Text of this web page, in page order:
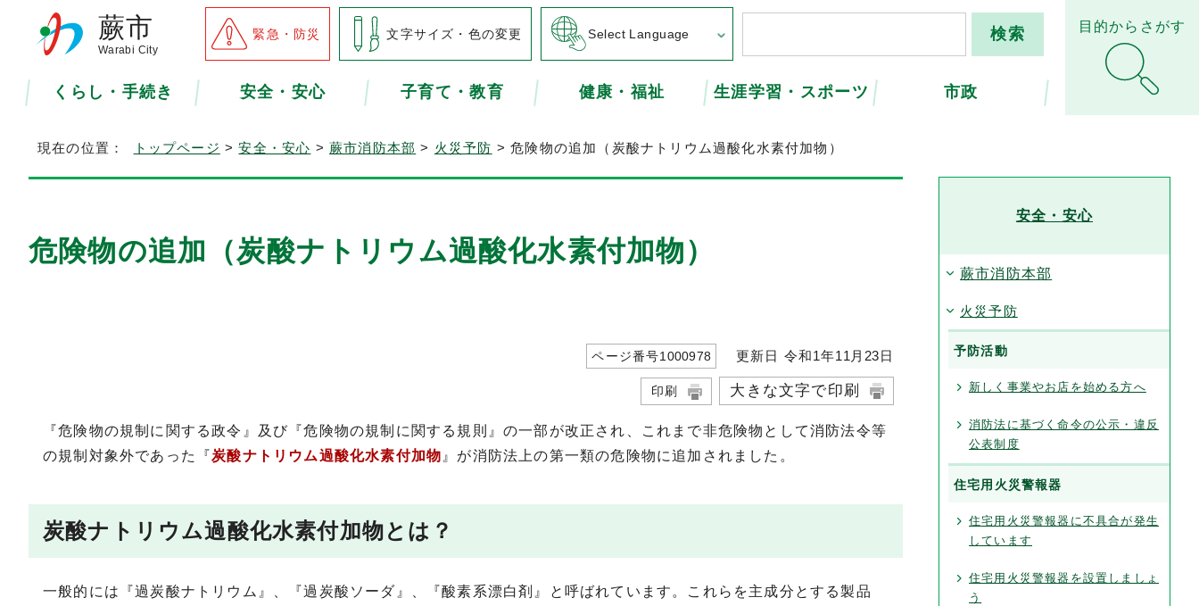
蕨市
Warabi City
緊急・防災 文字サイズ・色の変更 Select Language
くらし・手続き 安全・安心 子育て・教育 健康・福祉 生涯学習・スポーツ 市政
目的からさがす
現在の位置： トップページ >安全・安心 >蕨市消防本部 > 火災予防 > 危険物の追加（炭酸ナトリウム過酸化水素付加物）
危険物の追加（炭酸ナトリウム過酸化水素付加物）
ページ番号1000978 更新日 令和1年11 月 23日
印刷 大きな文字で印刷
『危険物の規制に関する政令』及び『危険物の規制に関する規則』の一部が改正され、これまで非危険物として消防法令等
の規制対象外であった『炭酸ナトリウム過酸化水素付加物 』が消防法上の第一類の危険物に追加されました。
炭酸ナトリウム過酸化水素付加物とは？
一般的には『過炭酸ナトリウム』、『過炭酸ソーダ』、『酸素系漂白剤』と呼ばれています。これらを主成分とする製品
安全・安心
蕨市消防本部
火災予防
予防活動
新しく事業やお店を始める方へ
消防法に基づく命令の公示・違反
公表制度
住宅用火災警報器
住宅用火災警報器に不具合が発生
しています
住宅用火災警報器を設置しましょ
う